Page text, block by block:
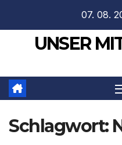
springen
07. 08.
UNSER
Schlagwort: